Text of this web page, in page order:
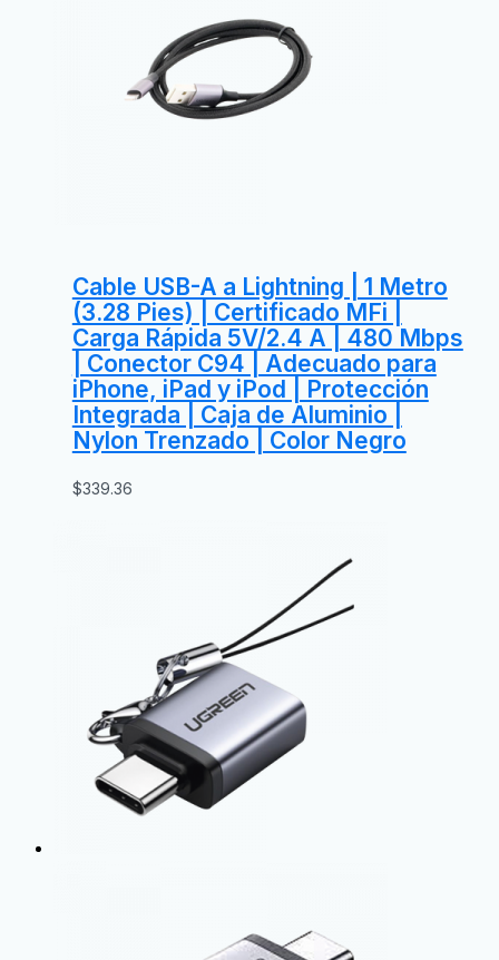
Cable USB-A a Lightning | 1 Metro
(3.28 Pies) | Certificado MFi |
Carga Rápida 5V/2.4 A | 480 Mbps
| Conector C94 | Adecuado para
iPhone, iPad y iPod | Protección
Integrada | Caja de Aluminio |
Nylon Trenzado | Color Negro
$339.36